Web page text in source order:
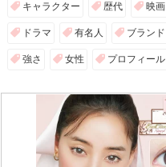
キャラクター 歴代 映画
ドラマ 有名人 ブランド
強さ 女性 プロフィール